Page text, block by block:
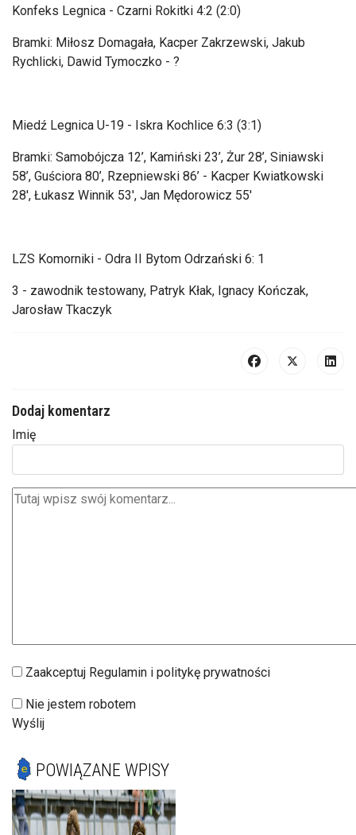
Konfeks Legnica - Czarni Rokitki 4:2 (2:0)
Bramki: Miłosz Domagała, Kacper Zakrzewski, Jakub
Rychlicki, Dawid Tymoczko - ?
Miedź Legnica U-19 - Iskra Kochlice 6:3 (3:1)
Bramki: Samobójcza 12’, Kamiński 23’, Żur 28’, Siniawski
58’, Guściora 80’, Rzepniewski 86’ - Kacper Kwiatkowski
28', Łukasz Winnik 53', Jan Mędorowicz 55'
LZS Komorniki - Odra II Bytom Odrzański 6: 1
3 - zawodnik testowany, Patryk Kłak, Ignacy Kończak,
Jarosław Tkaczyk
Dodaj komentarz
Imię
Zaakceptuj Regulamin i politykę prywatności
Nie jestem robotem
Wyślij
POWIĄZANE WPISY